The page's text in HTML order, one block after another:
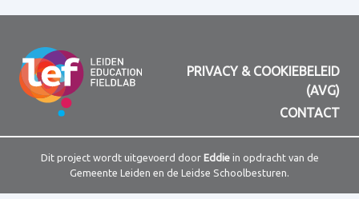
PRIVACY & COOKIEBELEID
(AVG)
CONTACT
Dit project wordt uitgevoerd door Eddiein opdracht van de
Gemeente Leiden en de Leidse Schoolbesturen.